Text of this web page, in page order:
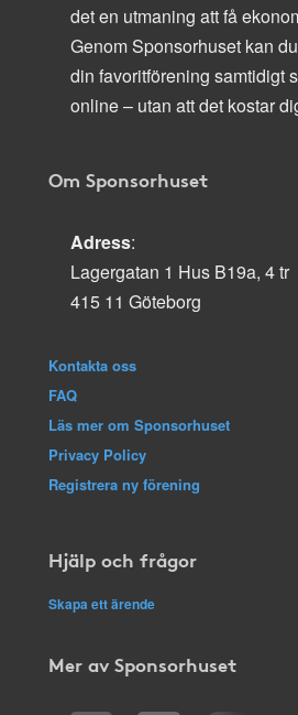
det en utmaning att få
Genom Sponsorhuset kan
din favoritförening samtidigt
online – utan att det kostar
Om Sponsorhuset
Adress:
Lagergatan 1 Hus B19a, 4 tr
415 11 Göteborg
Kontakta oss
FAQ
Läs mer om Sponsorhuset
Privacy Policy
Registrera ny förening
Hjälp och frågor
Skapa ett ärende
Mer av Sponsorhuset